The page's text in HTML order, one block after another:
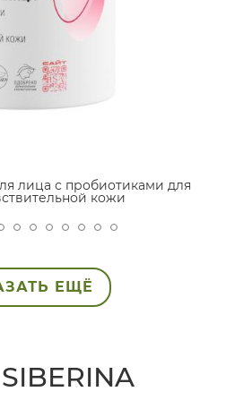
лица с пробиотиками для
кожи
ЕЩЁ